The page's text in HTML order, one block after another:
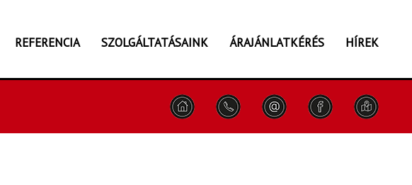
REFERENCIA SZOLGÁLTATÁSAINK ÁRAJÁNLATKÉRÉS HÍREK